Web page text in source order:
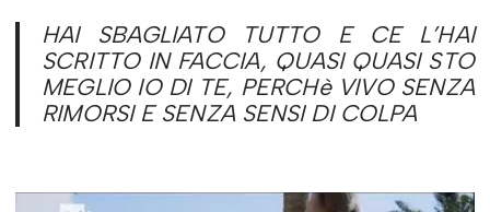
HAI SBAGLIATO TUTTO E CE L’HAI
SCRITTO IN FACCIA, QUASI QUASI STO
MEGLIO IO DI TE, PERCHè VIVO SENZA
RIMORSI E SENZA SENSI DI COLPA